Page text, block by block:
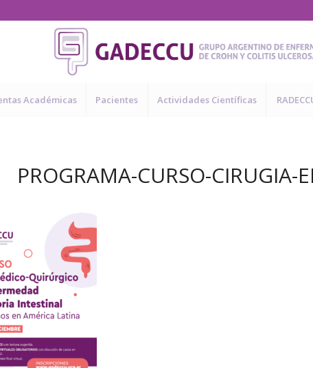
Académicas Pacientes Actividades Científicas
PROGRAMA-CURSO-CIRUGIA-